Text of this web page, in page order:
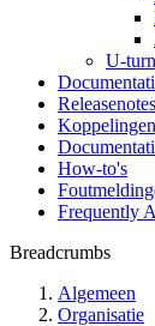
U-
Releasenotes
How-to's
Frequently
Breadcrumbs
Algemeen
Organisatie